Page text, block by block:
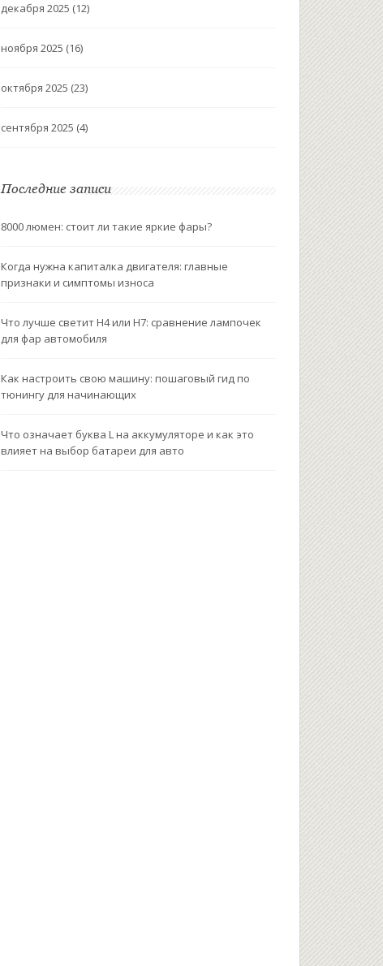
декабря 2025 (12)
ноября 2025 (16)
октября 2025 (23)
сентября 2025 (4)
Последние записи
8000 люмен: стоит ли такие яркие фары?
Когда нужна капиталка двигателя: главные
признаки и симптомы износа
Что лучше светит H4 или H7: сравнение лампочек
для фар автомобиля
Как настроить свою машину: пошаговый гид по
тюнингу для начинающих
Что означает буква L на аккумуляторе и как это
влияет на выбор батареи для авто